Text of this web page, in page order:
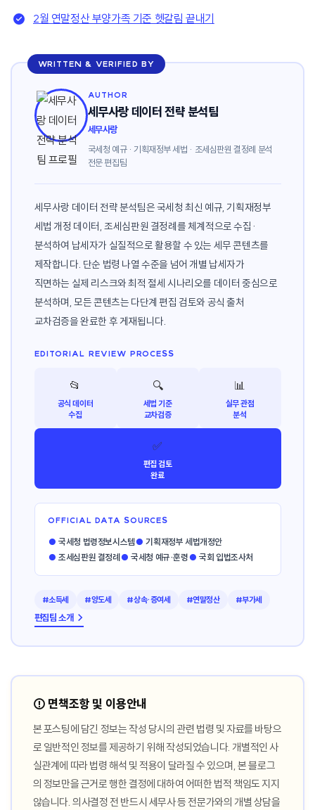
2월 연말정산 부양가족 기준 헷갈림 끝내기
WRITTEN & VERIFIED BY
AUTHOR
세무사랑 데이터 전략 분석팀
세무사랑
국세청 예규 · 기획재정부 세법 · 조세심판원 결정례 분석
전문 편집팀
세무사랑 데이터 전략 분석팀은 국세청 최신 예규, 기획재정부
세법 개정 데이터, 조세심판원 결정례를 체계적으로 수집·
분석하여 납세자가 실질적으로 활용할 수 있는 세무 콘텐츠를
제작합니다. 단순 법령 나열 수준을 넘어 개별 납세자가
직면하는 실제 리스크와 최적 절세 시나리오를 데이터 중심으로
분석하며, 모든 콘텐츠는 다단계 편집 검토와 공식 출처
교차검증을 완료한 후 게재됩니다.
EDITORIAL REVIEW PROCESS
📂
공식 데이터
수집
🔍
세법 기준
교차검증
📊
실무 관점
분석
✅
편집 검토
완료
OFFICIAL DATA SOURCES
● 국세청 법령정보시스템● 기획재정부 세법개정안
● 조세심판원 결정례 ● 국세청 예규·훈령● 국회 입법조사처
#소득세 #양도세 #상속·증여세 #연말정산 #부가세
편집팀 소개 →
⚠️ 면책조항 및 이용안내
본 포스팅에 담긴 정보는 작성 당시의 관련 법령 및 자료를 바탕으
로 일반적인 정보를 제공하기 위해 작성되었습니다. 개별적인 사
실관계에 따라 법령 해석 및 적용이 달라질 수 있으며, 본 블로그
의 정보만을 근거로 행한 결정에 대하여 어떠한 법적 책임도 지지
않습니다. 의사결정 전 반드시 세무사 등 전문가와의 개별 상담을